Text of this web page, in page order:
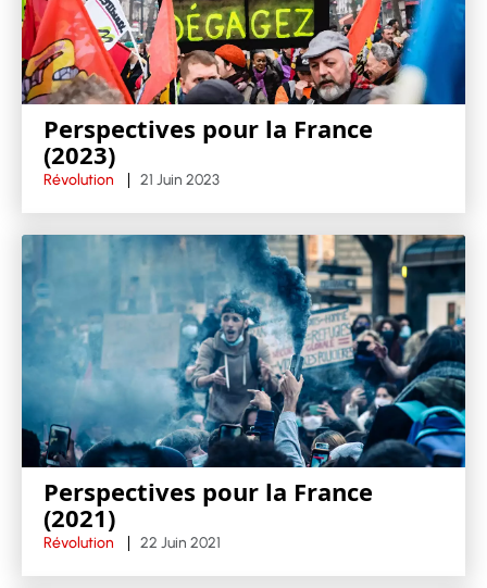
Perspectives pour la France
(2023)
Révolution 21 Juin 2023
Perspectives pour la France
(2021)
Révolution 22 Juin 2021